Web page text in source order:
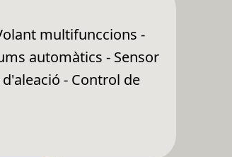
multifunccions -
automàtics - Sensor
- Control de